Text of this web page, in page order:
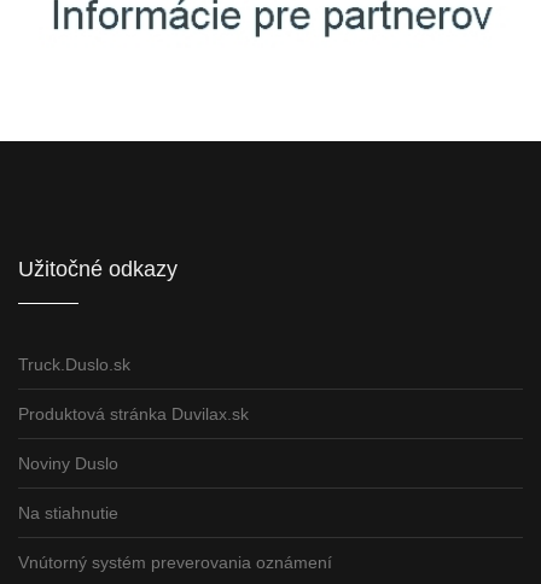
Užitočné odkazy
Truck.Duslo.sk
Produktová stránka Duvilax.sk
Noviny Duslo
Na stiahnutie
Vnútorný systém preverovania oznámení